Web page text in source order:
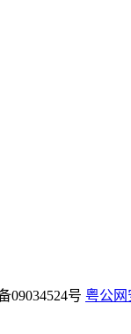
09034524号 粤公网